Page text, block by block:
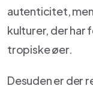
autenticitet,
kulturer, der har
tropiske øer.
Desuden er der